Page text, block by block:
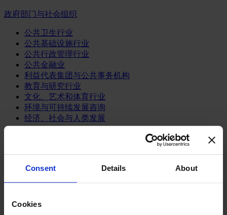
Consent Details About
Cookies
政府部门与社会组织
公共卫生行业
公共基础设施行业
公共行政管理行业
公共金融业
利益代表集团与公共事务机构
教育与研究行业
文化、艺术和体育行业
环境与可持续发展咨询
经济、社会与人类发展
体育业
媒体和娱乐业